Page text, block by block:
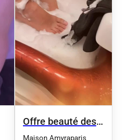
Offre beauté des
pieds femme
Maison Amyraparis